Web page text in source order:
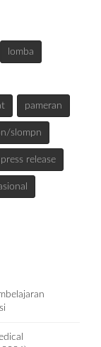
lomba
pameran
slompn
press release